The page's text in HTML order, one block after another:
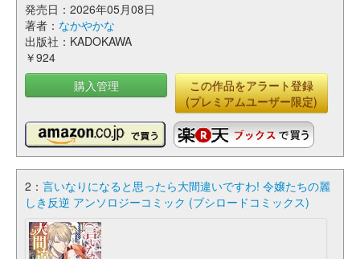
発売日：2026年05月08日
著者： なかやかな
出版社：KADOKAWA
￥924
購入管理
この作品をアラート登録
(プレミアムユーザー限定)
2： 言いなりになると思ったら大間違いですわ! 令嬢たちの麗
しき反逆 アンソロジーコミック (ブシロードコミックス)